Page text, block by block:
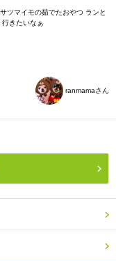
ツマイモの茹でたおやつ ランと
きたいなぁ
ranmamaさん